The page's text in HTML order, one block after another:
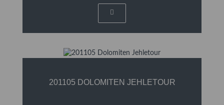
201105 DOLOMITEN JEHLETOUR